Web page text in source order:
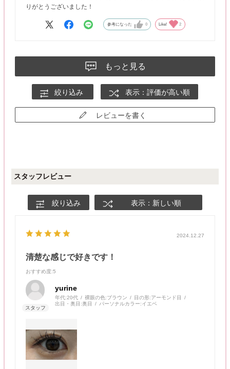
りがとうございました！
参考になった 0 Like! 2
もっと見る
絞り込み 表示：評価が高い順
レビューを書く
スタッフレビュー
絞り込み 表示：新しい順
2024.12.27
清楚な感じで好きです！
おすすめ度:5
yurine
年代:20代 裸眼の色:ブラウン 目の形:アーモンド目
出目・奥目:奥目 パーソナルカラー:イエベ